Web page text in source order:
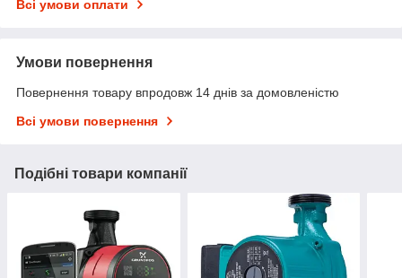
Всі умови оплати
Умови повернення
Повернення товару впродовж 14 днів за домовленістю
Всі умови повернення
Подібні товари компанії